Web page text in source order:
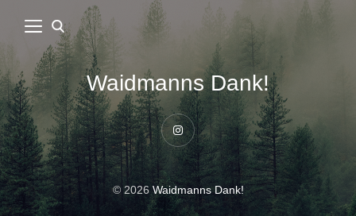
Waidmanns Dank!
Instagram
© 2026Waidmanns Dank!